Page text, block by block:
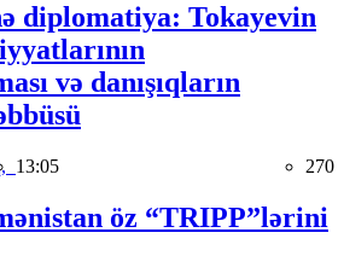
diplomatiya: Tokayevin
və danışıqların
13:05 270
öz “TRIPP”lərini